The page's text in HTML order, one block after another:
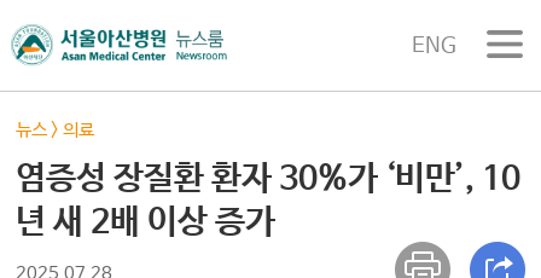
ENG
뉴스 >의료
염증성 장질환 환자 30%가 ‘비만’, 10
년 새 2배 이상 증가
2025.07.28